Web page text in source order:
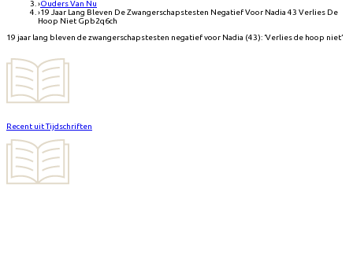
›Ouders Van Nu
›19 Jaar Lang Bleven De Zwangerschapstesten Negatief Voor Nadia 43 Verlies De
Hoop Niet Gpb2q6ch
19 jaar lang bleven de zwangerschapstesten negatief voor Nadia (43): ‘Verlies de hoop niet’
Recent uit Tijdschriften